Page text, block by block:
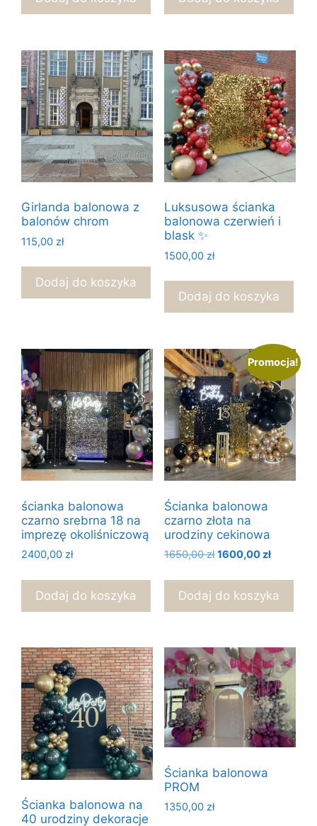
Girlanda balonowa z
balonów chrom
115,00 zł
Dodaj do koszyka
Luksusowa ścianka
balonowa czerwień i
blask ✨
1500,00 zł
Dodaj do koszyka
ścianka balonowa
czarno srebrna 18 na
imprezę okoliśniczową
2400,00 zł
Dodaj do koszyka
Promocja!
Ścianka balonowa
czarno złota na
urodziny cekinowa
1650,00zł Pierwotna
wynosiła:
1650,00 zł.
1600,00złAktualna
wynosi:
1600,00
Dodaj do koszyka
Ścianka balonowa na
40 urodziny dekoracje
Ścianka balonowa
PROM
1350,00 zł